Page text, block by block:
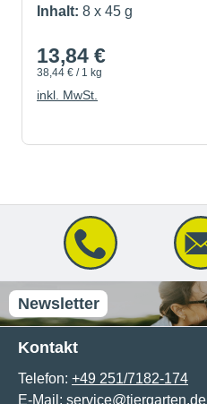
Inhalt: 8 x 45 g
13,84 €
38,44 € / 1 kg
inkl. MwSt.
Newsletter
Kontakt
Telefon: +49 251/7182-174
E-Mail: service@tiergarten.de